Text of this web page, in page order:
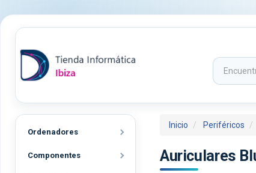
Ordenadores
Componentes
Inicio Periféricos
Auriculares